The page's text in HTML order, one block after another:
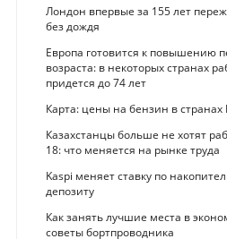
Лондон впервые за 155 лет
без дождя
Европа готовится к повышению
возраста: в некоторых странах
придется до 74 лет
Карта: цены на бензин в странах
Казахстанцы больше не хотят
18: что меняется на рынке труда
Kaspi меняет ставку по
депозиту
Как занять лучшие места в
советы бортпроводника